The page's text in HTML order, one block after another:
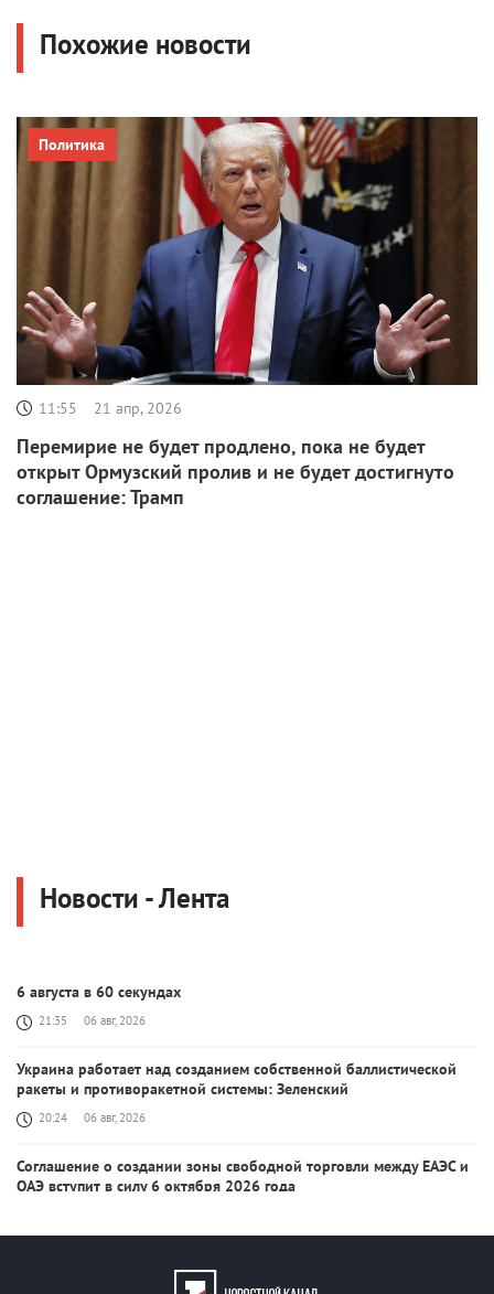
Похожие новости
11:55 21 апр, 2026
Перемирие не будет продлено, пока не будет
открыт Ормузский пролив и не будет достигнуто
соглашение: Трамп
Политика
Новости - Лента
6 августа в 60 секундах
21:35 06 авг, 2026
Украина работает над созданием собственной баллистической
ракеты и противоракетной системы: Зеленский
20:24 06 авг, 2026
Соглашение о создании зоны свободной торговли между ЕАЭС и
ОАЭ вступит в силу 6 октября 2026 года
бензин резко упадут: Трамп